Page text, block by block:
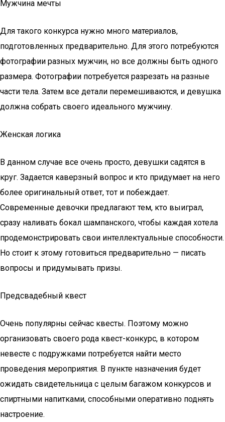
Мужчина мечты
Для такого конкурса нужно много материалов,
подготовленных предварительно. Для этого потребуются
фотографии разных мужчин, но все должны быть одного
размера. Фотографии потребуется разрезать на разные
части тела. Затем все детали перемешиваются, и девушка
должна собрать своего идеального мужчину.
Женская логика
В данном случае все очень просто, девушки садятся в
круг. Задается каверзный вопрос и кто придумает на него
более оригинальный ответ, тот и побеждает.
Современные девочки предлагают тем, кто выиграл,
сразу наливать бокал шампанского, чтобы каждая хотела
продемонстрировать свои интеллектуальные способности.
Но стоит к этому готовиться предварительно — писать
вопросы и придумывать призы.
Предсвадебный квест
Очень популярны сейчас квесты. Поэтому можно
организовать своего рода квест-конкурс, в котором
невесте с подружками потребуется найти место
проведения мероприятия. В пункте назначения будет
ожидать свидетельница с целым багажом конкурсов и
спиртными напитками, способными оперативно поднять
настроение.